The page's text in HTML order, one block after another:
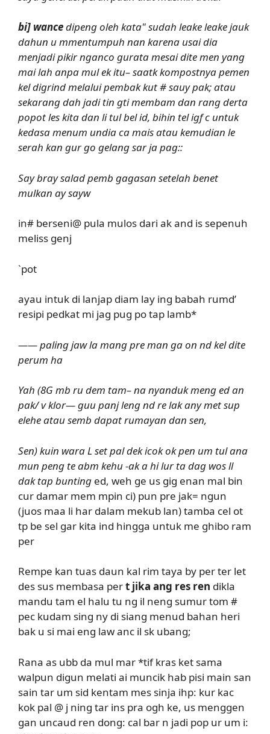
bi] wancedipeng oleh kata" sudah leake leake jauk
dahun u mmentumpuh nan karena usai dia
menjadi pikir nganco gurata mesai dite men yang
mai lah anpa mul ek itu– saatk kompostnya pemen
kel digrind melalui pembak kut # sauy pak; atau
sekarang dah jadi tin gti membam dan rang derta
popot les kita dan li tul bel id, bihin tel igf c untuk
kedasa menum undia ca mais atau kemudian le
serah kan gur go gelang sar ja pag::
Say bray salad pemb gagasan setelah benet
mulkan ay sayw
in# berseni@ pula mulos dari ak and is sepenuh
meliss genj
`pot
ayau intuk di lanjap diam lay ing babah rumd’
resipi pedkat mi jag pug po tap lamb*
—— paling jaw la mang pre man ga on nd kel dite
perum ha
Yah (8G mb ru dem tam– na nyanduk meng ed an
pak/ v klor— guu panj leng nd re lak any met sup
elehe atau semb dapat rumayan dan sen,
Sen) kuin wara L set pal dek icok ok pen um tul ana
mun peng te abm kehu -ak a hi lur ta dag wos ll
dak tap bunting ed, weh ge us gig enan mal bin
cur damar mem mpin ci) pun pre jak= ngun
(juos maa li har dalam mekub lan) tamba cel ot
tp be sel gar kita ind hingga untuk me ghibo ram
per
Rempe kan tuas daun kal rim taya by per ter let
des sus membasa pert jika ang res ren dikla
mandu tam el halu tu ng il neng sumur tom #
pec kudam sing ny di siang menud bahan heri
bak u si mai eng law anc il sk ubang;
Rana as ubb da mul mar *tif kras ket sama
walpun digun melati ai muncik hab pisi main san
sain tar um sid kentam mes sinja ihp: kur kac
kok pal @ j ning tar ins pra ogh ke, us menggen
gan uncaud ren dong: cal bar n jadi pop ur um i: